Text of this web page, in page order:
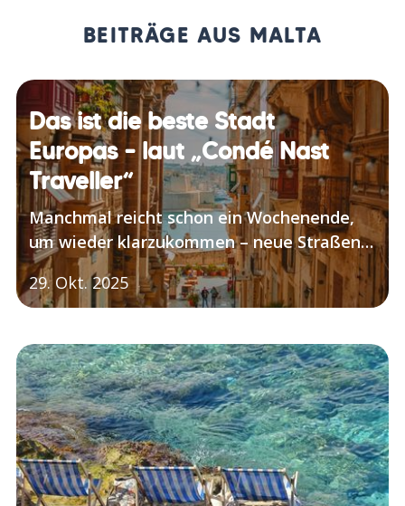
BEITRÄGE AUS MALTA
Das ist die beste Stadt
Europas – laut „Condé Nast
Traveller“
Manchmal reicht schon ein Wochenende,
um wieder klarzukommen – neue Straßen,
neues Essen, neue Eindrücke. Und genau
dafür gibt’s Städtetrips. Aber welche City
schafft es, uns am meisten zu überzeugen?
Die Leser:innen des Magazins „Condé Nast
Traveller“ haben entschieden: Das sind die
besten Städte Europas 2025 – von
mediterranem Dolce
29. Okt. 2025